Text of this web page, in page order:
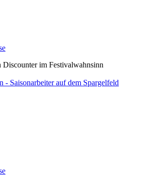
Discounter im Festivalwahnsinn
- Saisonarbeiter auf dem Spargelfeld